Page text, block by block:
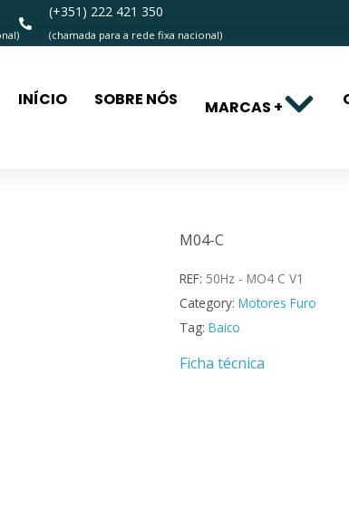
(+351) 222 421 350
(chamada para a rede fixa nacional)
INÍCIO SOBRE NÓS MARCAS +
M04-C
REF: 50Hz - MO4 C V1
Category: Motores Furo
Tag: Baico
Ficha técnica